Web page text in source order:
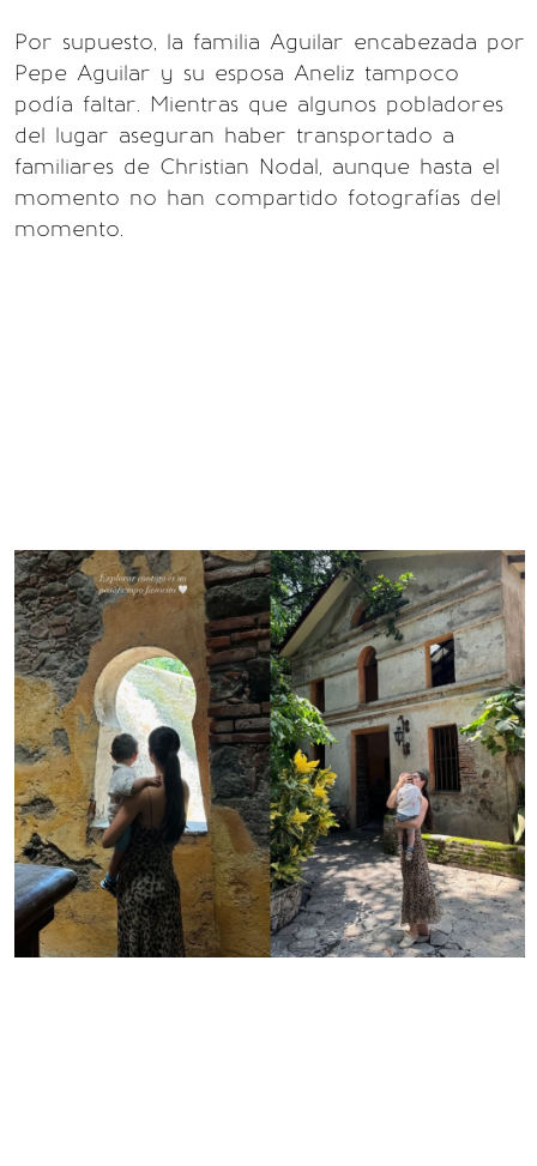
Por supuesto, la familia Aguilar encabezada por
Pepe Aguilar y su esposa Aneliz tampoco
podía faltar. Mientras que algunos pobladores
del lugar aseguran haber transportado a
familiares de Christian Nodal, aunque hasta el
momento no han compartido fotografías del
momento.